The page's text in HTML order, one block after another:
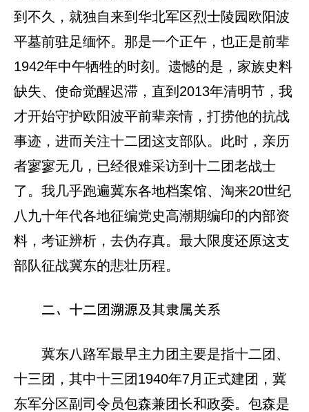
到不久，就独自来到华北军区烈士陵园欧阳波
平墓前驻足缅怀。那是一个正午，也正是前辈
1942年中午牺牲的时刻。遗憾的是，家族史料
缺失、使命觉醒迟滞，直到2013年清明节，我
才开始守护欧阳波平前辈亲情，打捞他的抗战
事迹，进而关注十二团这支部队。此时，亲历
者寥寥无几，已经很难采访到十二团老战士
了。我几乎跑遍冀东各地档案馆、淘来20世纪
八九十年代各地征编党史高潮期编印的内部资
料，考证辨析，去伪存真。最大限度还原这支
部队征战冀东的悲壮历程。
二、十二团溯源及其隶属关系
冀东八路军最早主力团主要是指十二团、
十三团，其中十三团1940年7月正式建团，冀
东军分区副司令员包森兼团长和政委。包森是